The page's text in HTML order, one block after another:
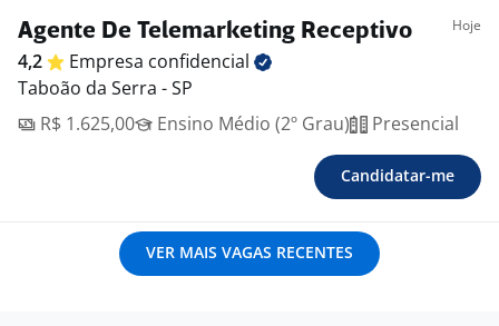
Agente De Telemarketing Receptivo Hoje
4,2 Empresa confidencial
Taboão da Serra - SP
R$ 1.625,00
Ensino Médio (2º Grau) Presencial
Candidatar-me
VER MAIS VAGAS RECENTES